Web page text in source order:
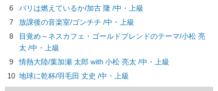
6
パリは燃えているか/加古 隆 /中・上級
7
放課後の音楽室/ゴンチチ /中・上級
8
目覚め～ネスカフェ・ゴールドブレンドのテーマ/小松 亮
太 /中・上級
9
情熱大陸/葉加瀬 太郎 with 小松 亮太 /中・上級
10 地球に乾杯/羽毛田 丈史 /中・上級